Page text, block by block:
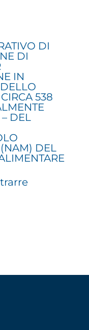
DI
DI
IN
538
DEL
(NAM) DEL